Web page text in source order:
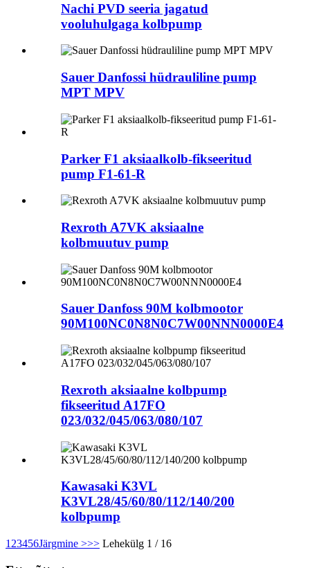
Nachi PVD seeria jagatud
vooluhulgaga kolbpump
Sauer Danfossi hüdrauliline pump
MPT MPV
Parker F1 aksiaalkolb-fikseeritud
pump F1-61-R
Rexroth A7VK aksiaalne
kolbmuutuv pump
Sauer Danfoss 90M kolbmootor
90M100NC0N8N0C7W00NNN0000E4
Rexroth aksiaalne kolbpump
fikseeritud A17FO
023/032/045/063/080/107
Kawasaki K3VL
K3VL28/45/60/80/112/140/200
kolbpump
1 23456Järgmine >>> Lehekülg 1 / 16